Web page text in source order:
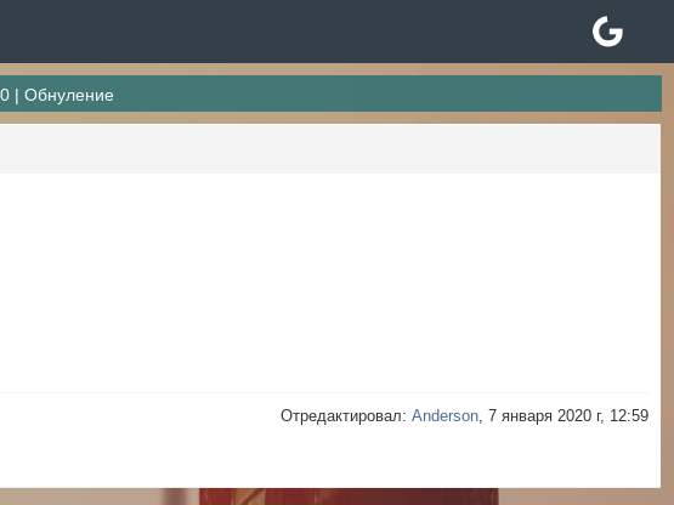
| Обнуление
Отредактировал:Anderson, 7 января 2020 г, 12:59